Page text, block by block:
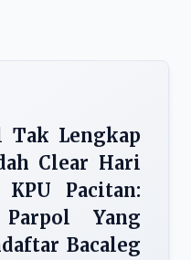
Tak Lengkap
Clear Hari
Pacitan:
Yang
Bacaleg